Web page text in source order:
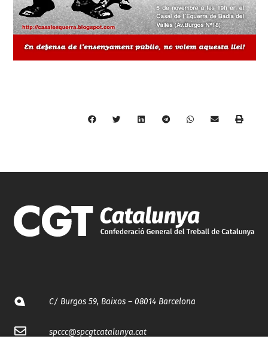
C/ Burgos 59, Baixos – 08014 Barcelona
spccc@spcgtcatalunya.cat